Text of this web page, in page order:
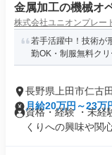
金属加工の機械オ
株式会社ユニオンプレー
若手活躍中！技術が
勤OK・制服無料ク
長野県上田市仁古田
月給20万円～23万
資格・経験 ・未経
くりへの興味や関